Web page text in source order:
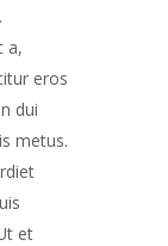
a,
eros
dui
metus.
et